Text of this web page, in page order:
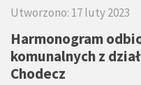
Utworzono: 17 luty 2023
Harmonogram
komunalnych z
Chodecz